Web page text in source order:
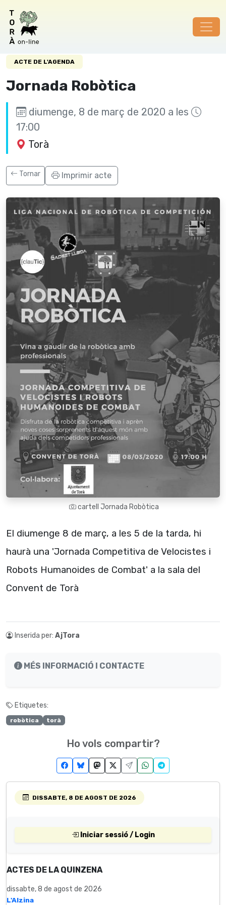
ACTE DE L'AGENDA
Jornada Robòtica
diumenge, 8 de març de 2020 a les
17:00
Torà
Tornar Imprimir acte
cartell Jornada Robòtica
El diumenge 8 de març, a les 5 de la tarda, hi
haurà una 'Jornada Competitiva de Velocistes i
Robots Humanoides de Combat' a la sala del
Convent de Torà
Inserida per: AjTora
MÉS INFORMACIÓ I CONTACTE
Etiquetes:
robòtica torà
Ho vols compartir?
DISSABTE, 8 DE AGOST DE 2026
Iniciar sessió / Login
ACTES DE LA QUINZENA
dissabte, 8 de agost de 2026
L'Alzina